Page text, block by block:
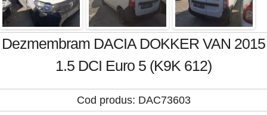
Dezmembram DACIA DOKKER VAN 2015
1.5 DCI Euro 5 (K9K 612)
Cod produs: DAC73603